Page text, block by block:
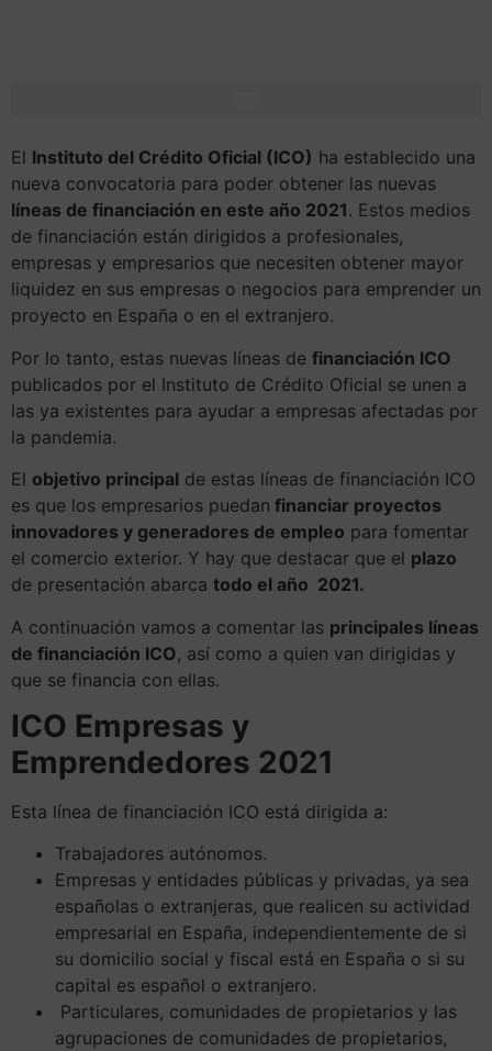
El Instituto del Crédito Oficial (ICO) ha establecido una
nueva convocatoria para poder obtener las nuevas
líneas de financiación en este año 2021. Estos medios
de financiación están dirigidos a profesionales,
empresas y empresarios que necesiten obtener mayor
liquidez en sus empresas o negocios para emprender un
proyecto en España o en el extranjero.
Por lo tanto, estas nuevas líneas de financiación ICO
publicados por el Instituto de Crédito Oficial se unen a
las ya existentes para ayudar a empresas afectadas por
la pandemia.
El objetivo principal de estas líneas de financiación ICO
es que los empresarios puedan financiar proyectos
innovadores y generadores de empleo para fomentar
el comercio exterior. Y hay que destacar que el plazo
de presentación abarca todo el año 2021.
A continuación vamos a comentar las principales líneas
de financiación ICO, así como a quien van dirigidas y
que se financia con ellas.
ICO Empresas y
Emprendedores 2021
Esta línea de financiación ICO está dirigida a:
Trabajadores autónomos.
Empresas y entidades públicas y privadas, ya sea
españolas o extranjeras, que realicen su actividad
empresarial en España, independientemente de si
su domicilio social y fiscal está en España o si su
capital es español o extranjero.
Particulares, comunidades de propietarios y las
agrupaciones de comunidades de propietarios,